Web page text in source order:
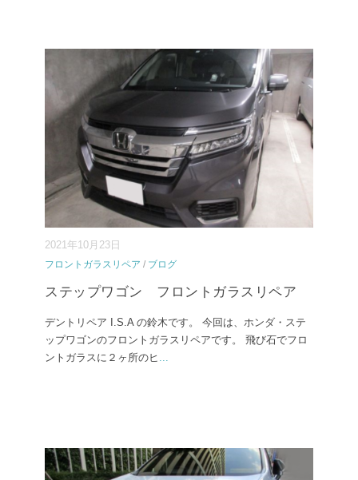
2021年10月23日
フロントガラスリペア / ブログ
ステップワゴン フロントガラスリペア
デントリペア I.S.A の鈴木です。 今回は、ホンダ・ステ
ップワゴンのフロントガラスリペアです。 飛び石でフロ
ントガラスに２ヶ所のヒ ...